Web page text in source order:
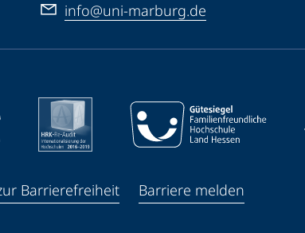
info@uni-marburg.de
Barrierefreiheit
Barriere melden